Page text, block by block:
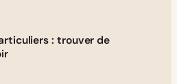
: trouver de